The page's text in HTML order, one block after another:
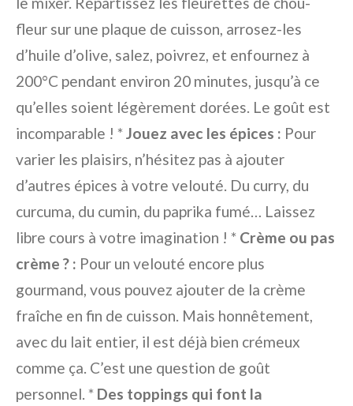
fleur sur une plaque de cuisson, arrosez-les
d’huile d’olive, salez, poivrez, et enfournez à
200°C pendant environ 20 minutes, jusqu’à ce
qu’elles soient légèrement dorées. Le goût est
incomparable ! *Jouez avec les épices : Pour
varier les plaisirs, n’hésitez pas à ajouter
d’autres épices à votre velouté. Du curry, du
curcuma, du cumin, du paprika fumé… Laissez
libre cours à votre imagination ! * Crème ou pas
crème ? : Pour un velouté encore plus
gourmand, vous pouvez ajouter de la crème
fraîche en fin de cuisson. Mais honnêtement,
avec du lait entier, il est déjà bien crémeux
comme ça. C’est une question de goût
personnel. * Des toppings qui font la